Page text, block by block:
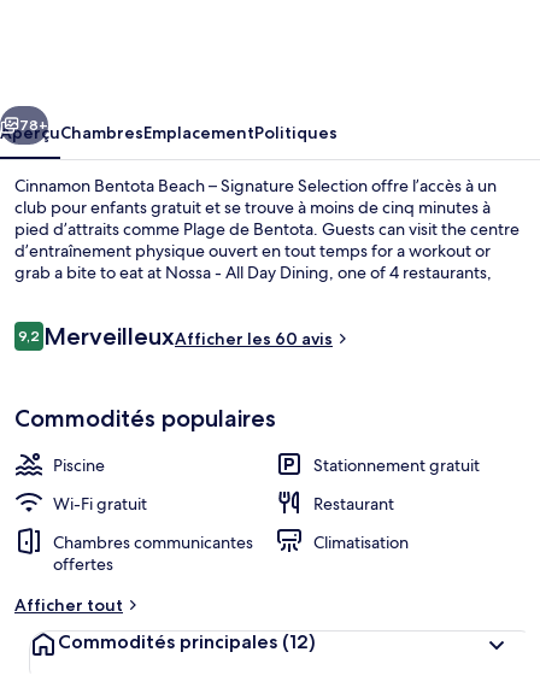
–
Signature
Selection
Suivant
78+
AperçuChambresEmplacementPolitiques
Cinnamon Bentota Beach – Signature Selection offre l’accès à un
club pour enfants gratuit et se trouve à moins de cinq minutes à
pied d’attraits comme Plage de Bentota. Guests can visit the centre
d’entraînement physique ouvert en tout temps for a workout or
grab a bite to eat at Nossa - All Day Dining, one of 4 restaurants,
à la piscine, piscine pour enfants et casse-croûte/charcuterie.
Avis
9,29,2 sur 10 –
MerveilleuxAfficher les 60 avis
Commodités populaires
Piscine
Stationnement gratuit
Wi-Fi gratuit
Restaurant
Chambres communicantes
offertes
Climatisation
Afficher tout
Commodités principales (12)